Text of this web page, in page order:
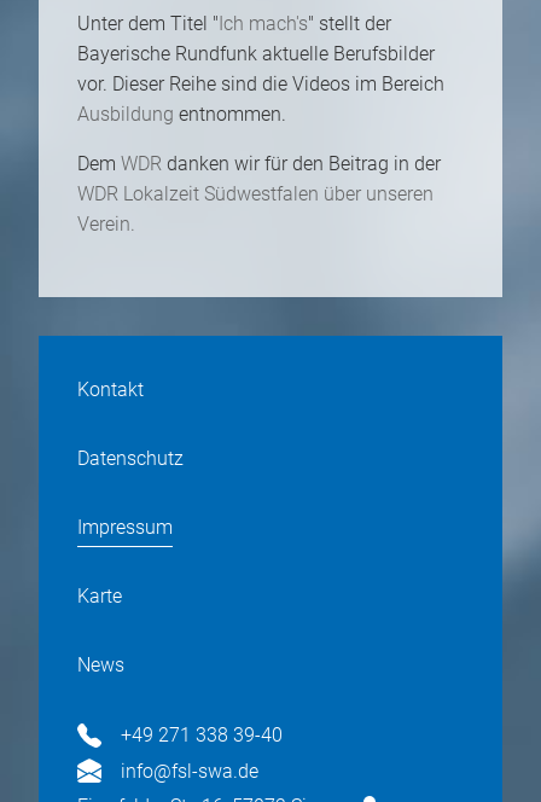
Unter dem Titel "Ich mach's" stellt der
Bayerische Rundfunk aktuelle Berufsbilder
vor. Dieser Reihe sind die Videos im Bereich
Ausbildung entnommen.
Dem WDR danken wir für den Beitrag in der
WDR Lokalzeit Südwestfalen über unseren
Verein.
Kontakt
Datenschutz
Impressum
Karte
News
+49 271 338 39-40
info@fsl-swa.de